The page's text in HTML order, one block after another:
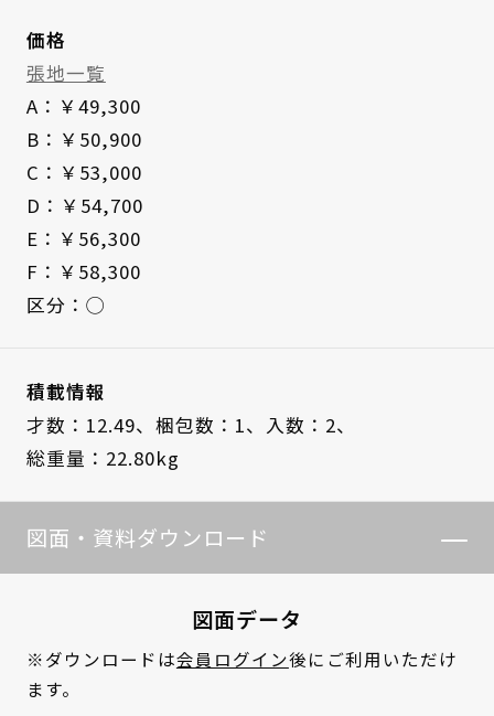
価格
張地一覧
A：￥49,300
B：￥50,900
C：￥53,000
D：￥54,700
E：￥56,300
F：￥58,300
区分：◯
積載情報
才数：12.49、 梱包数：1、 入数：2、
総重量：22.80kg
図面・資料ダウンロード
図面データ
※ダウンロードは会員ログイン後にご利用いただけ
ます。